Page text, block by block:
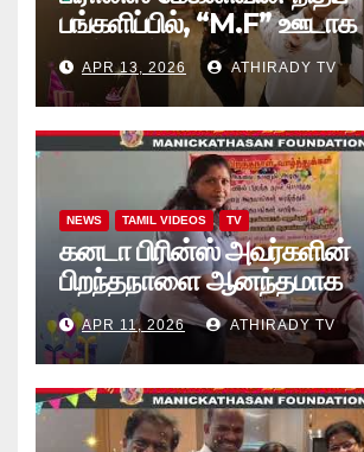
பங்களிப்பில், “M.F” ஊடாக
“கற்றலுக்கான அப்பியாசக்
கொப்பிகள்” வழங்கல் வீடியோ
APR 13, 2026 ATHIRADY TV
NEWS TAMIL VIDEOS TV
கனடா பிரின்ஸ் அவர்களின்
பிறந்தநாளை ஆனந்தமாக
கொண்டாடினார்கள் தாயக
(வீடியோ)
APR 11, 2026 ATHIRADY TV